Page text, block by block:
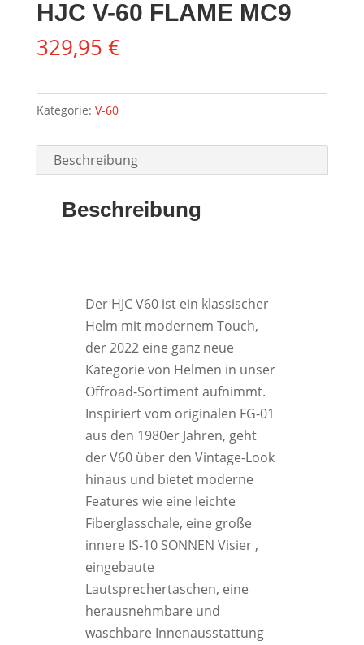
HJC V-60 FLAME MC9
329,95 €
Kategorie: V-60
Beschreibung
Beschreibung
Der HJC V60 ist ein klassischer
Helm mit modernem Touch,
der 2022 eine ganz neue
Kategorie von Helmen in unser
Offroad-Sortiment aufnimmt.
Inspiriert vom originalen FG-01
aus den 1980er Jahren, geht
der V60 über den Vintage-Look
hinaus und bietet moderne
Features wie eine leichte
Fiberglasschale, eine große
innere IS-10 SONNEN Visier ,
eingebaute
Lautsprechertaschen, eine
herausnehmbare und
waschbare Innenausstattung